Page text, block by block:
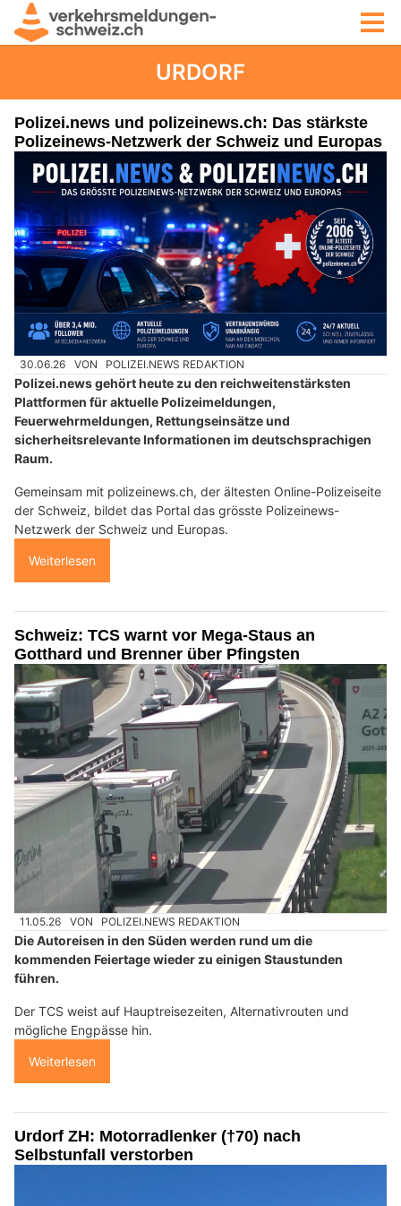
URDORF
Polizei.news und polizeinews.ch: Das stärkste
Polizeinews-Netzwerk der Schweiz und Europas
30.06.26 VON POLIZEI.NEWS REDAKTION
Polizei.news gehört heute zu den reichweitenstärksten
Plattformen für aktuelle Polizeimeldungen,
Feuerwehrmeldungen, Rettungseinsätze und
sicherheitsrelevante Informationen im deutschsprachigen
Raum.
Gemeinsam mit polizeinews.ch, der ältesten Online-Polizeiseite
der Schweiz, bildet das Portal das grösste Polizeinews-
Netzwerk der Schweiz und Europas.
Weiterlesen
Schweiz: TCS warnt vor Mega-Staus an
Gotthard und Brenner über Pfingsten
11.05.26 VON POLIZEI.NEWS REDAKTION
Die Autoreisen in den Süden werden rund um die
kommenden Feiertage wieder zu einigen Staustunden
führen.
Der TCS weist auf Hauptreisezeiten, Alternativrouten und
mögliche Engpässe hin.
Weiterlesen
Urdorf ZH: Motorradlenker (†70) nach
Selbstunfall verstorben